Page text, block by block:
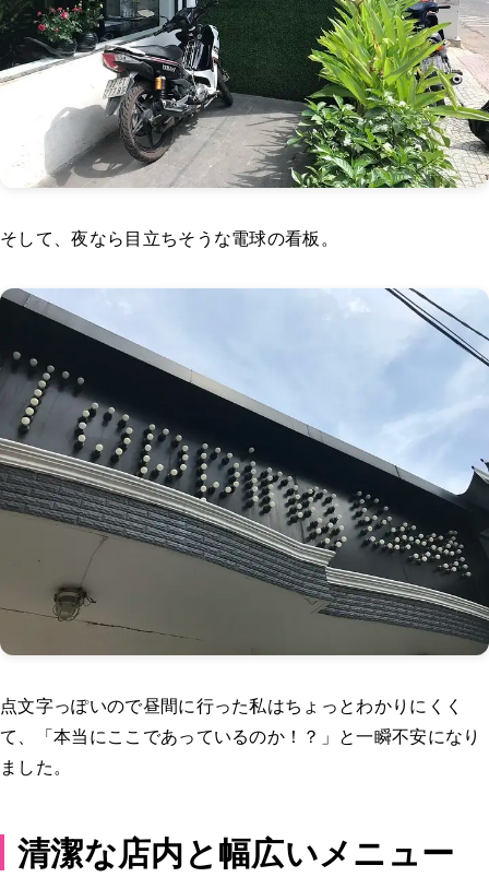
そして、夜なら目立ちそうな電球の看板。
点文字っぽいので昼間に行った私はちょっとわかりにくく
て、「本当にここであっているのか！？」と一瞬不安になり
ました。
清潔な店内と幅広いメニュー